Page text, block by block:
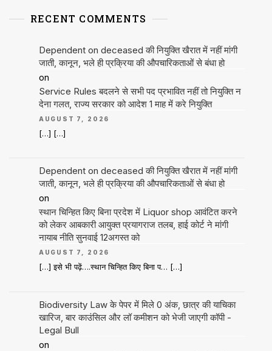
RECENT COMMENTS
Dependent on deceased की नियुक्ति खैरात में नहीं मांगी
जाती, कानून, भले ही प्रक्रिया की औपचारिकताओं से बंधा हो
on
Service Rules बदलने से सभी पद प्रभावित नहीं तो नियुक्ति न
देना गलत, राज्य सरकार को आदेश 1 माह में करे नियुक्ति
AUGUST 7, 2026
[…] […]
Dependent on deceased की नियुक्ति खैरात में नहीं मांगी
जाती, कानून, भले ही प्रक्रिया की औपचारिकताओं से बंधा हो
on
स्थान चिन्हित किए बिना प्रदेश में Liquor shop आवंटित करने
को लेकर आबकारी आयुक्त प्रयागराज तलब, हाई कोर्ट ने मांगी
नायाब नीति सुनवाई 12अगस्त को
AUGUST 7, 2026
[…] इसे भी पढ़ें….स्थान चिन्हित किए बिना प… […]
Biodiversity Law के पेपर में मिले 0 अंक, छात्र की याचिका
खारिज, बार काउंसिल और लॉ कमीशन को भेजी जाएगी कॉपी -
Legal Bull
on